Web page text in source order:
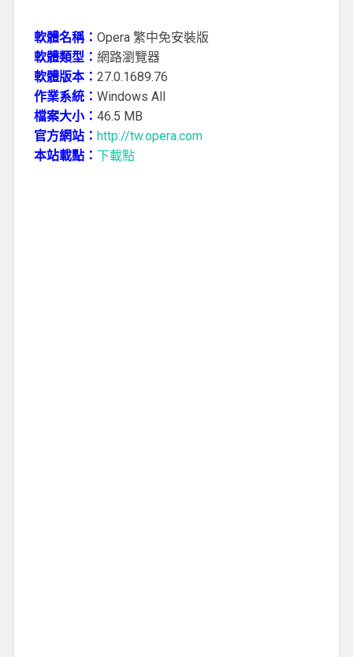
軟體名稱： Opera 繁中免安裝版
軟體類型： 網路瀏覽器
軟體版本： 27.0.1689.76
作業系統： Windows All
檔案大小： 46.5 MB
官方網站： http://tw.opera.com
本站載點： 下載點